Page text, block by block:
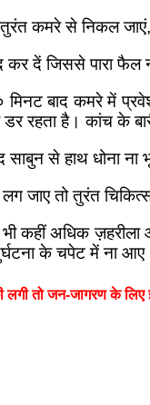
कमरे से निकल
कर दें जिससे पारा फैल
बाद कमरे में
रहता है। कांच के
से हाथ धोना ना
जाए तो तुरंत
कहीं अधिक ज़हरीला
के चपेट में ना
लगी तो जन-जागरण के